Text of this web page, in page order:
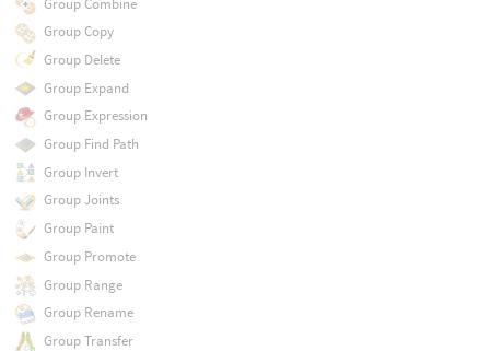
Group Copy
Group Delete
Group Expand
Group Expression
Group Find Path
Group Invert
Group Joints
Group Paint
Group Promote
Group Range
Group Rename
Group Transfer